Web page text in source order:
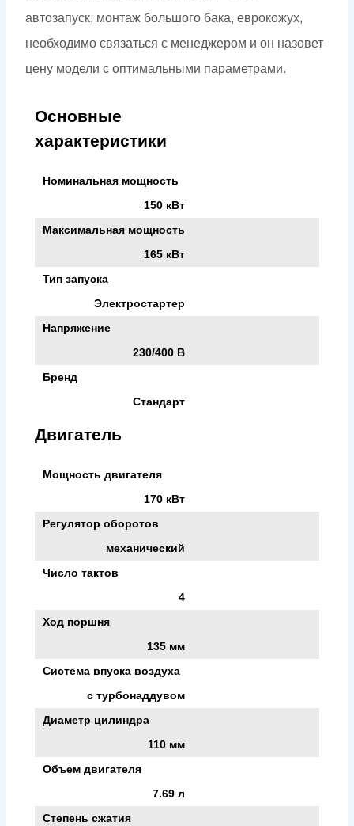
автозапуск, монтаж большого бака, еврокожух,
необходимо связаться с менеджером и он назовет
цену модели с оптимальными параметрами.
Основные
характеристики
Номинальная мощность
150 кВт
Максимальная мощность
165 кВт
Тип запуска
Электростартер
Напряжение
230/400 В
Бренд
Стандарт
Двигатель
Мощность двигателя
170 кВт
Регулятор оборотов
механический
Число тактов
4
Ход поршня
135 мм
Система впуска воздуха
с турбонаддувом
Диаметр цилиндра
110 мм
Объем двигателя
7.69 л
Степень сжатия